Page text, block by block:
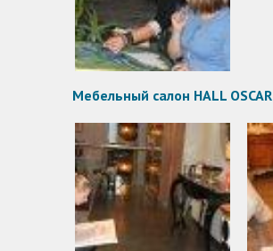
Мебельный салон HALL OSCAR